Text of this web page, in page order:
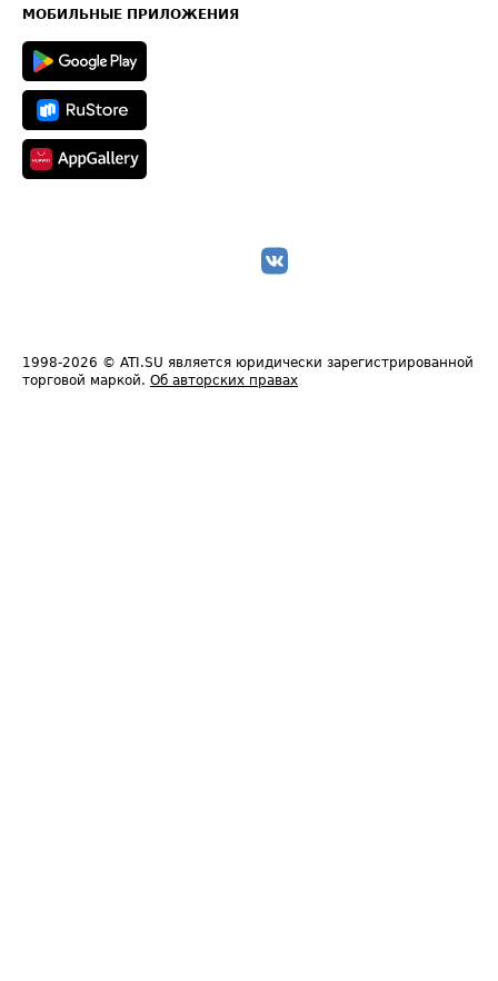
Техническая информация
МОБИЛЬНЫЕ ПРИЛОЖЕНИЯ
1998-2026 © ATI.SU является юридически зарегистрированной
торговой маркой. Об авторских правах